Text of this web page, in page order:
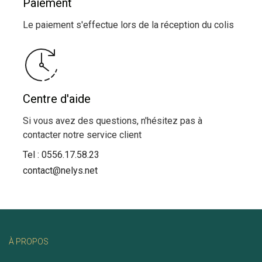
Paiement
Le paiement s'effectue lors de la réception du colis
Centre d'aide
Si vous avez des questions, n'hésitez pas à
contacter notre service client
Tel : 0556.17.58.23
contact@nelys.net
À PROPOS